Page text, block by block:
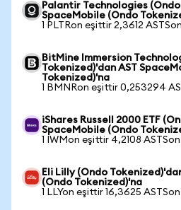
Palantir Technologies
SpaceMobile (Ondo
1 PLTRon eşittir 2,3612 ASTSon
BitMine Immersion
Tokenized)'dan AST
Tokenized)'na
1 BMNRon eşittir 0,253294
iShares Russell 2000 ETF
SpaceMobile (Ondo
1 IWMon eşittir 4,2108 ASTSon
Eli Lilly (Ondo
(Ondo Tokenized)'na
1 LLYon eşittir 16,3625 ASTSon